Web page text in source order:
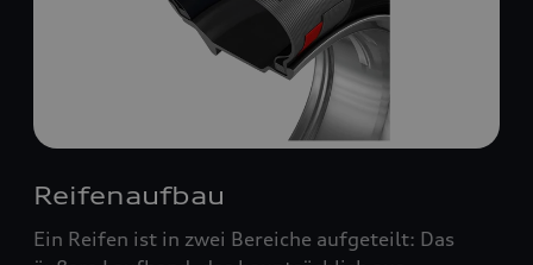
Reifenaufbau
Ein Reifen ist in zwei Bereiche aufgeteilt: Das